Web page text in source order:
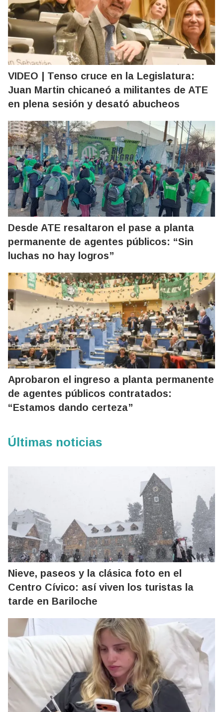
VIDEO | Tenso cruce en la Legislatura:
Juan Martin chicaneó a militantes de ATE
en plena sesión y desató abucheos
Desde ATE resaltaron el pase a planta
permanente de agentes públicos: “Sin
luchas no hay logros”
Aprobaron el ingreso a planta permanente
de agentes públicos contratados:
“Estamos dando certeza”
Últimas noticias
Nieve, paseos y la clásica foto en el
Centro Cívico: así viven los turistas la
tarde en Bariloche